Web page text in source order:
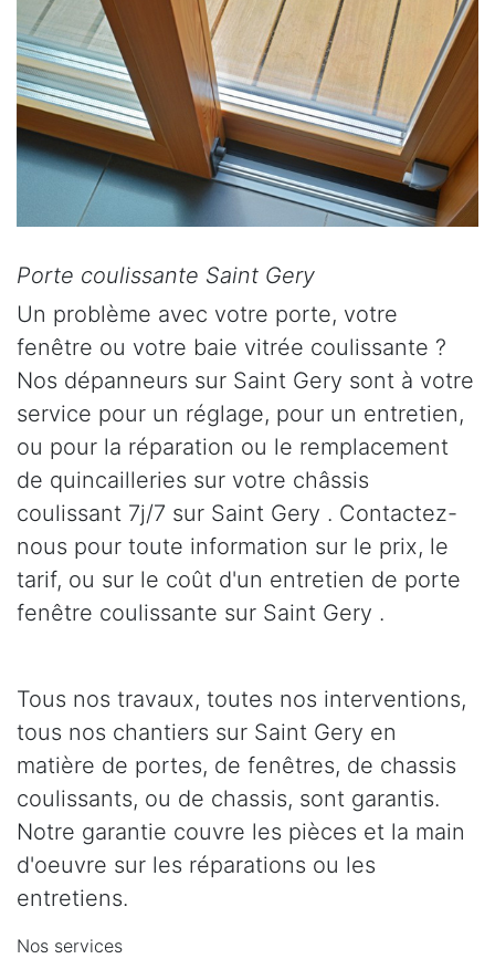
Porte coulissante Saint Gery
Un problème avec votre porte, votre
fenêtre ou votre baie vitrée coulissante ?
Nos dépanneurs sur Saint Gery sont à votre
service pour un réglage, pour un entretien,
ou pour la réparation ou le remplacement
de quincailleries sur votre châssis
coulissant 7j/7 sur Saint Gery . Contactez-
nous pour toute information sur le prix, le
tarif, ou sur le coût d'un entretien de porte
fenêtre coulissante sur Saint Gery .
Tous nos travaux, toutes nos interventions,
tous nos chantiers sur Saint Gery en
matière de portes, de fenêtres, de chassis
coulissants, ou de chassis, sont garantis.
Notre garantie couvre les pièces et la main
d'oeuvre sur les réparations ou les
entretiens.
Nos services